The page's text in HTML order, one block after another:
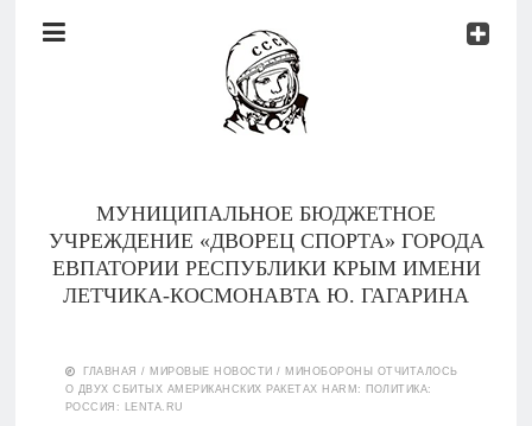
Документы
МУНИЦИПАЛЬНОЕ БЮДЖЕТНОЕ
УЧРЕЖДЕНИЕ «ДВОРЕЦ СПОРТА» ГОРОДА
ЕВПАТОРИИ РЕСПУБЛИКИ КРЫМ ИМЕНИ
ЛЕТЧИКА-КОСМОНАВТА Ю. ГАГАРИНА
Тренеры
ГЛАВНАЯ / МИРОВЫЕ НОВОСТИ / МИНОБОРОНЫ ОТЧИТАЛОСЬ
О ДВУХ СБИТЫХ АМЕРИКАНСКИХ РАКЕТАХ HARM: ПОЛИТИКА:
РОССИЯ: LENTA.RU